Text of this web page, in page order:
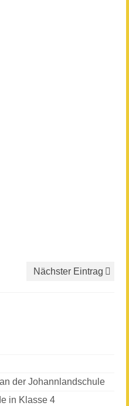
Nächster Eintrag
der Johannlandschule
in Klasse 4